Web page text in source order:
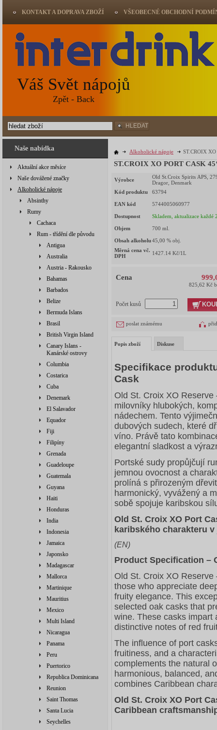
Naše nabídka
Aktuální akce měsíce
Naše dovážené značky
Alkoholické nápoje
Absinthy
Rumy
Cachaca
Rum - třídění dle původu
Antigua
Australia
Austria - Rakousko
Bahamas
Barbados
Belize
Bermuda Islans
Brasil
British Virgin Island
Canary Islans -
Kanárské ostrovy
Columbia
Costarica
Cuba
Denemark
El Salavador
Equador
Fiji
Filipíny
Grenada
Guadeloupe
Guatemala
Guyana
Haiti
Honduras
India
Indonesia
Jamaica
Japonsko
Madagascar
Mallorca
Martinique
Mauritius
Mexico
Multi Island
Nicaragua
Panama
Peru
Puertorico
Republica Dominicana
Reunion
Saint Thomas
Santa Lucia
Seychelles
Alkoholické nápoje ST.CROIX
ST.CROIX XO PORT CASK
Výrobce
Old St.Croix Spirits APS,
Dragor, Denmark
Kód produktu
63794
EAN kód 5744005060977
Dostupnost Skladem, aktualizace každé
Objem 700 ml.
Obsah alkoholu45,00 % obj.
Měrná cena vč.
DPH
1427.14 Kč/1L
Cena
825,62 Kč
Počet kusů
poslat známému
Popis zboží Diskuse
Specifikace
Cask
Old St. Croix XO
milovníky hlubokých,
nádechem. Tento
dubových sudech, které
víno. Právě tato
elegantní sladkost a
Portské sudy propůjčují
jemnou ovocnost a
prolíná s přirozeným
harmonický, vyvážený a
sobě spojuje karibskou
Old St. Croix XO Port
karibského charakteru
(EN)
Product Specification –
Old St. Croix XO
those who appreciate
fruity elegance. This
selected oak casks that
wine. These casks impart
distinctive notes of red
The influence of port
fruitiness, and a
complements the natural
harmonious, balanced,
combines Caribbean
Old St. Croix XO Port
Caribbean
KONTAKT A DOPRAVA ZBOŽÍ VŠEOBECNÉ OBCHODNÍ
Váš Svět nápojů
Zpět - Back
HLEDAT